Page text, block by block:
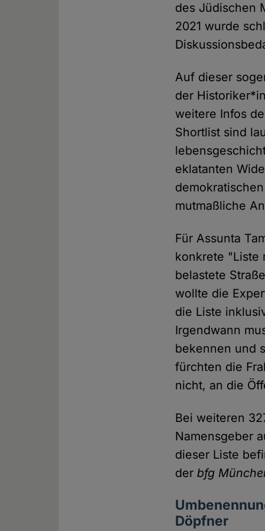
des Jüdischen
2021 wurde
Auf dieser
der
weitere Infos
Shortlist sind
eklatanten
mutmaßliche
Für Assunta
konkrete "Liste
belastete
wollte die
die Liste
Irgendwann
bekennen und
fürchten die
nicht, an die
Bei weiteren
Namensgeber
dieser Liste
derbfg
Döpfner